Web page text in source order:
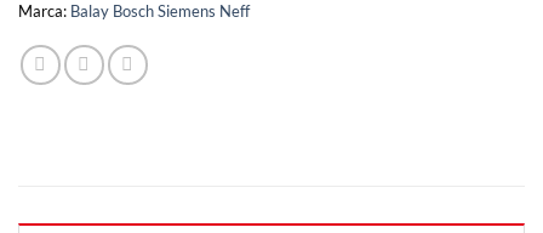
Marca: Balay Bosch Siemens Neff